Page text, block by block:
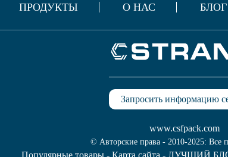
ПРОДУКТЫ О НАС БЛОГ
Запросить информацию
www.csfpack.com
© Авторские права - 2010-2025: Все
Популярные товары- Карта сайта - ЛУЧШИЙ